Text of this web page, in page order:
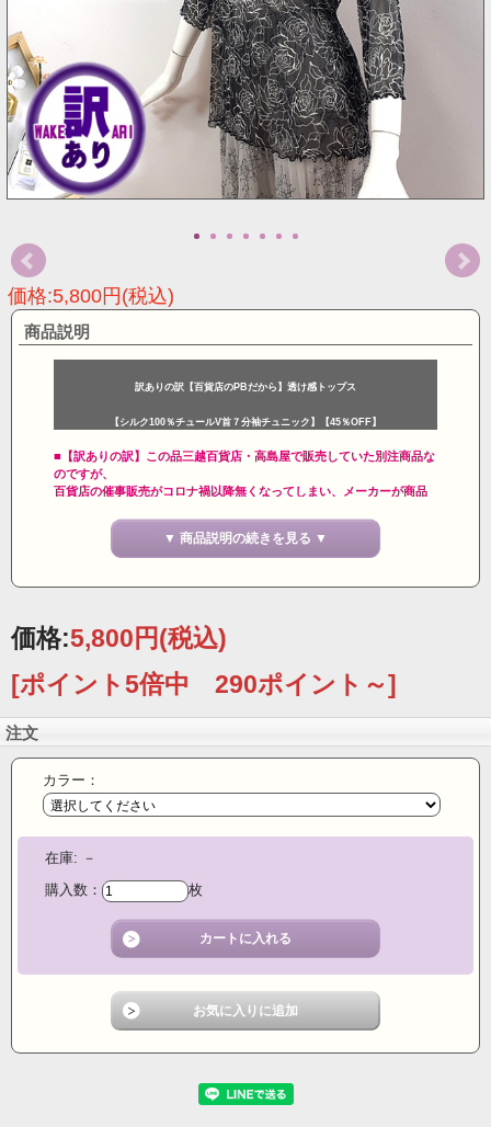
価格:5,800円(税込)
商品説明
訳ありの訳【百貨店のPBだから】透け感トップス
【シルク100％チュールV首７分袖チュニック】【45％OFF】
■【訳ありの訳】この品三越百貨店・高島屋で販売していた別注商品な
のですが、
百貨店の催事販売がコロナ禍以降無くなってしまい、メーカーが商品
アウトレット価格になりました。商品には【絹の華】のタグがついて
強撚の絹糸を使っているので丈夫で、ガーゼ素材のさらっとした着心
地が特徴です。
■シャリ感があり、夏の日差しから肌をまもるのに最適です。シルク
100％絹だから暑さを
幅広い層から人気の商品です。
その透け感といい、手軽さといい、ガーゼという、言い回しがぴった
肌に吸い付くように馴染み、袖は一重で品のある印象です。
■強撚シルクのガーゼ生地を使用いたしました。汗をすばやく乾燥さ
心地よい肌触りが持続します。四季を問わず年間を通じてインナーと
しても実用性があります。
この品は贅沢にシルク100％を使用しています。
▼ 商品説明の続きを見る ▼
価格:5,800円(税込)
[ポイント5倍中 290ポイント～]
注文
カラー：
在庫: －
購入数：
枚